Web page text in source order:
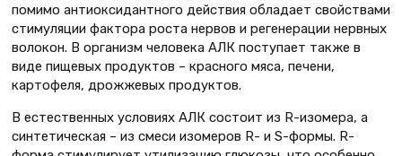
помимо антиоксидантного действия обладает свойствами
стимуляции фактора роста нервов и регенерации нервных
волокон. В организм человека АЛК поступает также в
виде пищевых продуктов – красного мяса, печени,
картофеля, дрожжевых продуктов.
В естественных условиях АЛК состоит из R-изомера, а
синтетическая – из смеси изомеров R- и S-формы. R-